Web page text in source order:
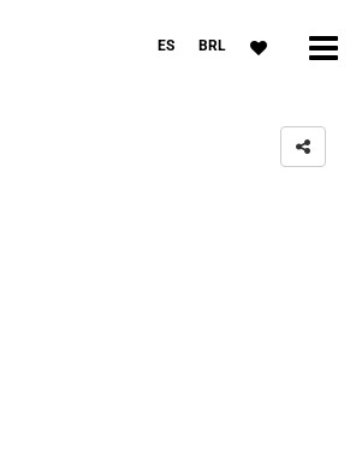
ES BRL